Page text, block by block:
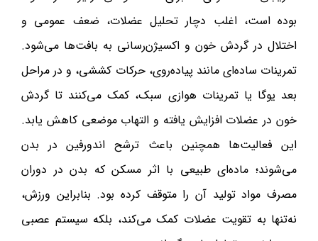
بوده است، اغلب دچار تحلیل عضلات، ضعف عمومی و
اختلال در گردش خون و اکسیژن‌رسانی به بافت‌ها می‌شود.
تمرینات ساده‌ای مانند پیاده‌روی، حرکات کششی، و در مراحل
بعد یوگا یا تمرینات هوازی سبک، کمک می‌کنند تا گردش
خون در عضلات افزایش یافته و التهاب موضعی کاهش یابد.
این فعالیت‌ها همچنین باعث ترشح اندورفین در بدن
می‌شوند؛ ماده‌ای طبیعی با اثر مسکن که بدن در دوران
مصرف مواد تولید آن را متوقف کرده بود. بنابراین ورزش،
نه‌تنها به تقویت عضلات کمک می‌کند، بلکه سیستم عصبی